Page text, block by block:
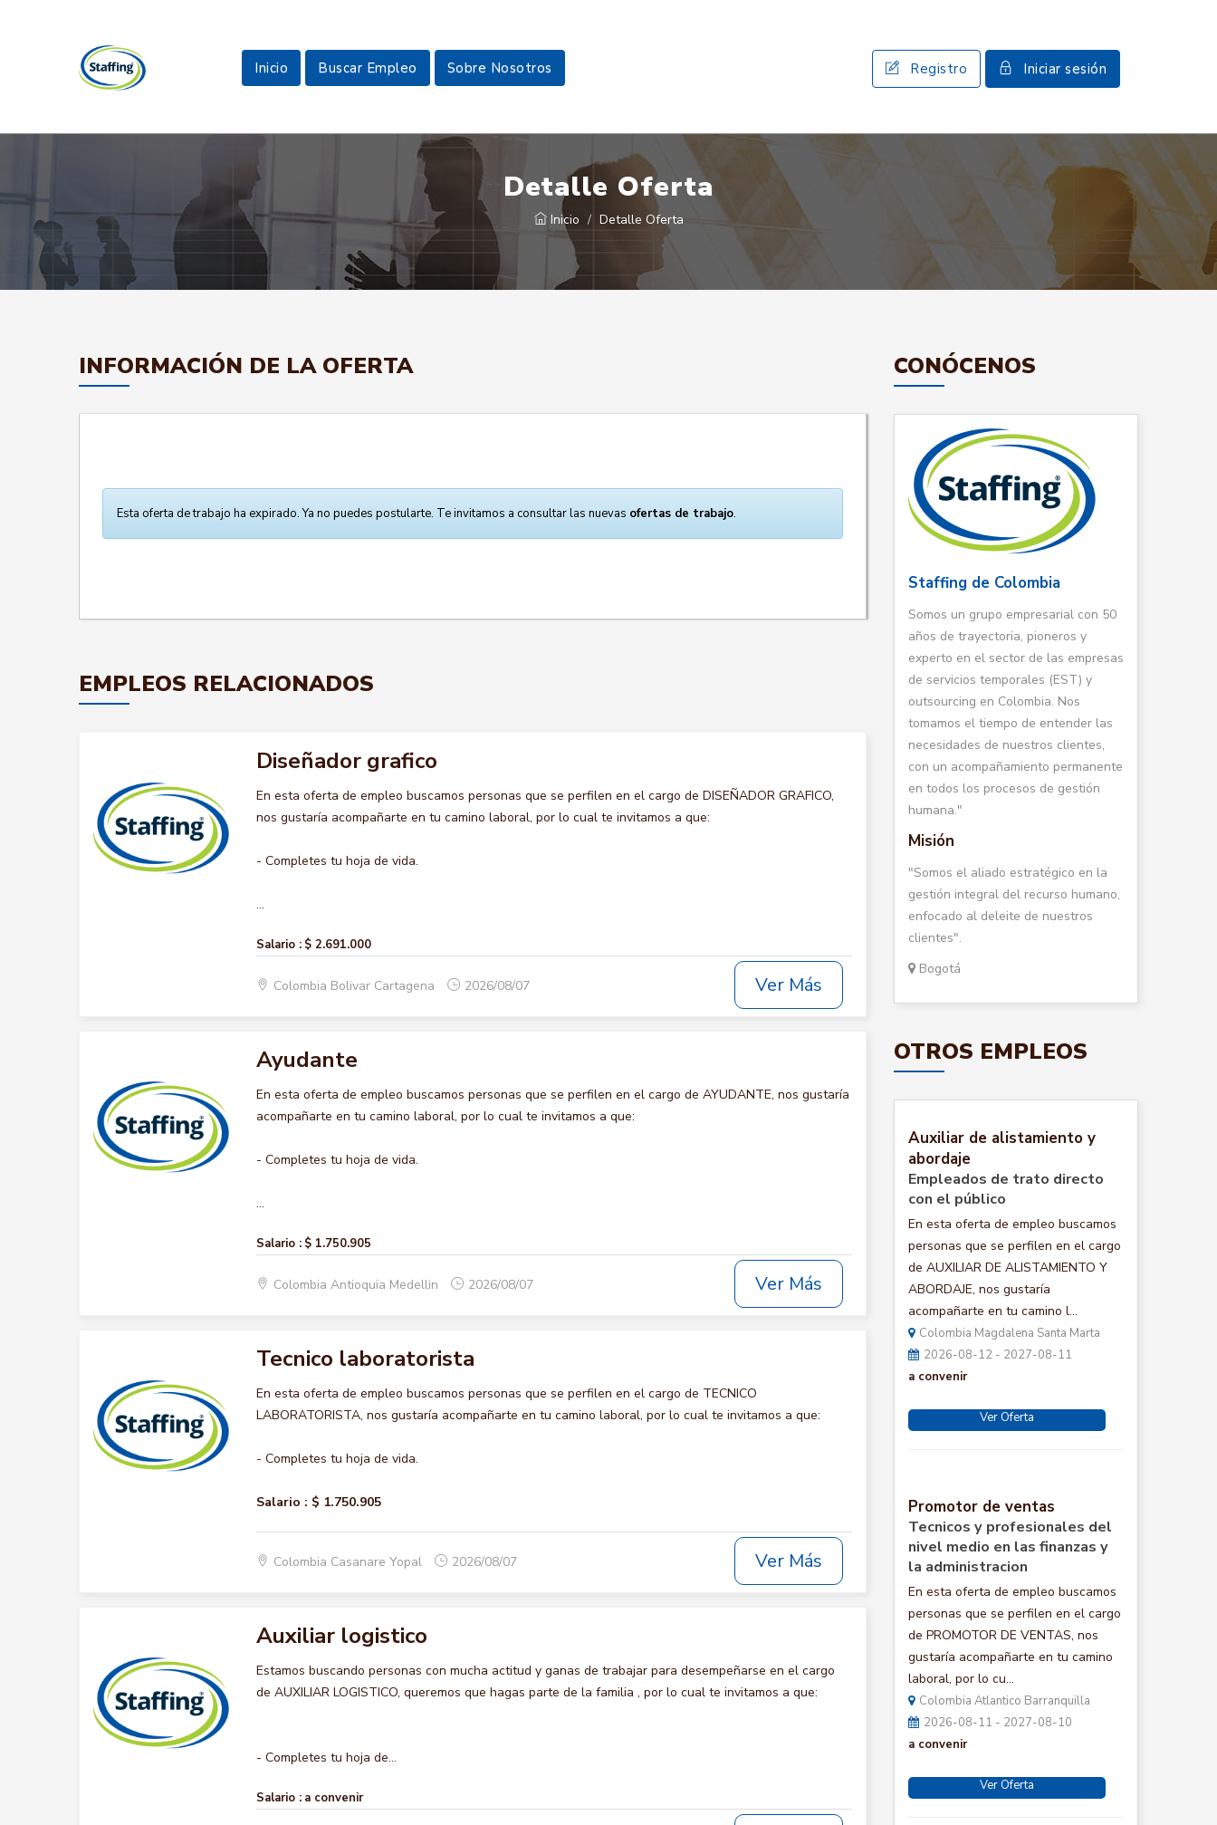
Inicio Buscar Empleo Sobre Nosotros Registro Iniciar sesión
Detalle Oferta
Inicio Detalle Oferta
INFORMACIÓN DE LA OFERTA
Esta oferta de trabajo ha expirado. Ya no puedes postularte. Te invitamos a consultar las nuevas ofertas de trabajo.
EMPLEOS RELACIONADOS
Diseñador grafico
En esta oferta de empleo buscamos personas que se perfilen en el cargo de DISEÑADOR GRAFICO,
nos gustaría acompañarte en tu camino laboral, por lo cual te invitamos a que:
- Completes tu hoja de vida.
...
Salario : $ 2.691.000
Colombia Bolivar Cartagena 2026/08/07 Ver Más
Ayudante
En esta oferta de empleo buscamos personas que se perfilen en el cargo de AYUDANTE, nos gustaría
acompañarte en tu camino laboral, por lo cual te invitamos a que:
- Completes tu hoja de vida.
...
Salario : $ 1.750.905
Colombia Antioquia Medellin 2026/08/07 Ver Más
Tecnico laboratorista
En esta oferta de empleo buscamos personas que se perfilen en el cargo de TECNICO
LABORATORISTA, nos gustaría acompañarte en tu camino laboral, por lo cual te invitamos a que:
- Completes tu hoja de vida.
Salario : $ 1.750.905
Colombia Casanare Yopal 2026/08/07 Ver Más
Auxiliar logistico
Estamos buscando personas con mucha actitud y ganas de trabajar para desempeñarse en el cargo
de AUXILIAR LOGISTICO, queremos que hagas parte de la familia , por lo cual te invitamos a que:
- Completes tu hoja de...
Salario : a convenir
CONÓCENOS
Staffing de Colombia
Somos un grupo empresarial con 50
años de trayectoria, pioneros y
experto en el sector de las empresas
de servicios temporales (EST) y
outsourcing en Colombia. Nos
tomamos el tiempo de entender las
necesidades de nuestros clientes,
con un acompañamiento permanente
en todos los procesos de gestión
humana."
Misión
"Somos el aliado estratégico en la
gestión integral del recurso humano,
enfocado al deleite de nuestros
clientes".
Bogotá
OTROS EMPLEOS
Auxiliar de alistamiento y
abordaje
Empleados de trato directo
con el público
En esta oferta de empleo buscamos
personas que se perfilen en el cargo
de AUXILIAR DE ALISTAMIENTO Y
ABORDAJE, nos gustaría
acompañarte en tu camino l...
Colombia Magdalena Santa Marta
2026-08-12 - 2027-08-11
a convenir
Ver Oferta
Promotor de ventas
Tecnicos y profesionales del
nivel medio en las finanzas y
la administracion
En esta oferta de empleo buscamos
personas que se perfilen en el cargo
de PROMOTOR DE VENTAS, nos
gustaría acompañarte en tu camino
laboral, por lo cu...
Colombia Atlantico Barranquilla
2026-08-11 - 2027-08-10
a convenir
Ver Oferta